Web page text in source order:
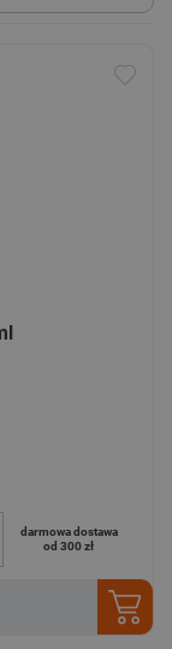
darmowa dostawa
od 300 zł